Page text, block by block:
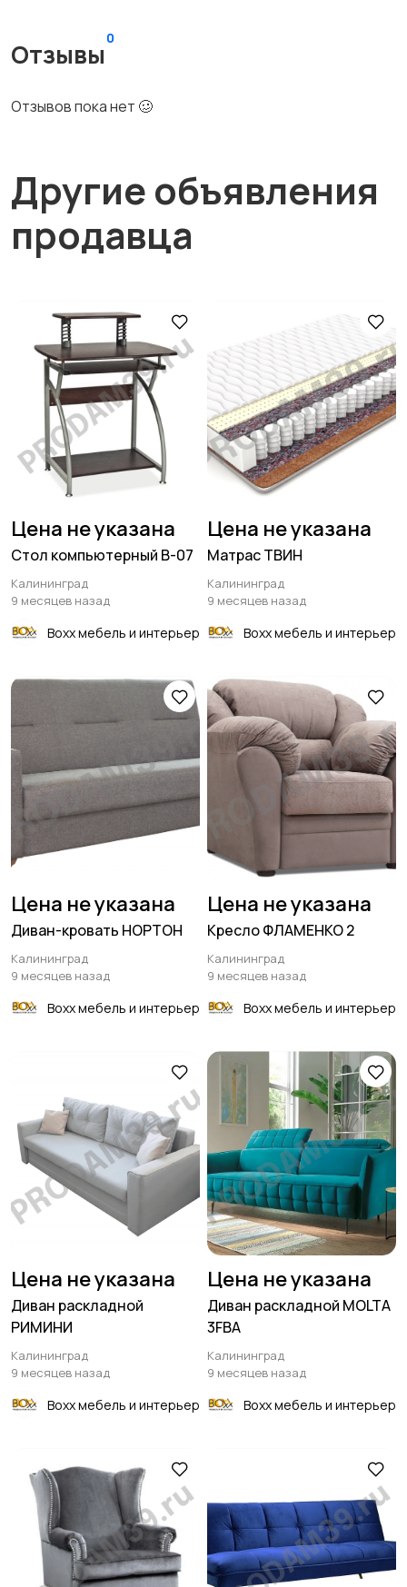
Отзывы
0
Отзывов пока нет 🥴
Другие объявления
продавца
Цена не указана
Стол компьютерный В-07
Калининград
9 месяцев назад
Boxx мебель и интерьер
Цена не указана
Матрас ТВИН
Калининград
9 месяцев назад
Boxx мебель и интерьер
Цена не указана
Диван-кровать НОРТОН
Калининград
9 месяцев назад
Boxx мебель и интерьер
Цена не указана
Кресло ФЛАМЕНКО 2
Калининград
9 месяцев назад
Boxx мебель и интерьер
Цена не указана
Диван раскладной
РИМИНИ
Калининград
9 месяцев назад
Boxx мебель и интерьер
Цена не указана
Диван раскладной MOLTA
3FBA
Калининград
9 месяцев назад
Boxx мебель и интерьер